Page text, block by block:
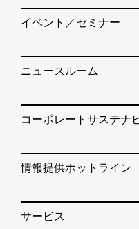
イベント／セミナー
ニュースルーム
コーポレートサステナ
情報提供ホットライン
サービス